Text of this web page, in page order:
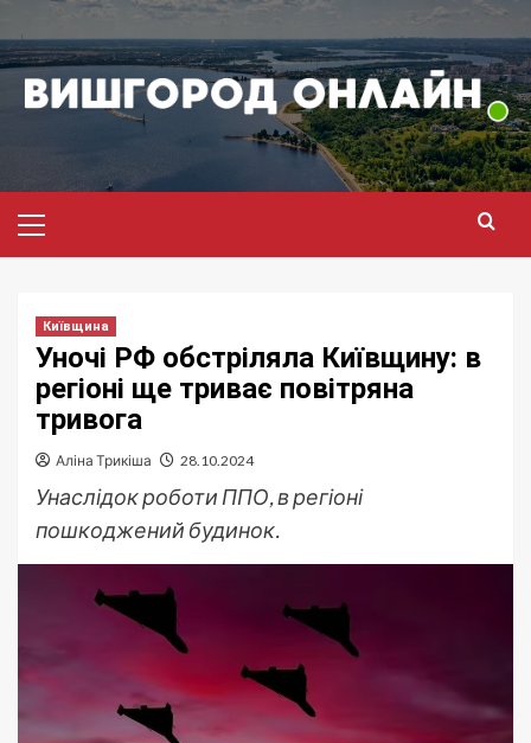
до
вмісту
меню
Київщина
Уночі РФ обстріляла Київщину: в
регіоні ще триває повітряна
тривога
Аліна Трикіша 28.10.2024
Унаслідок роботи ППО, в регіоні
пошкоджений будинок.